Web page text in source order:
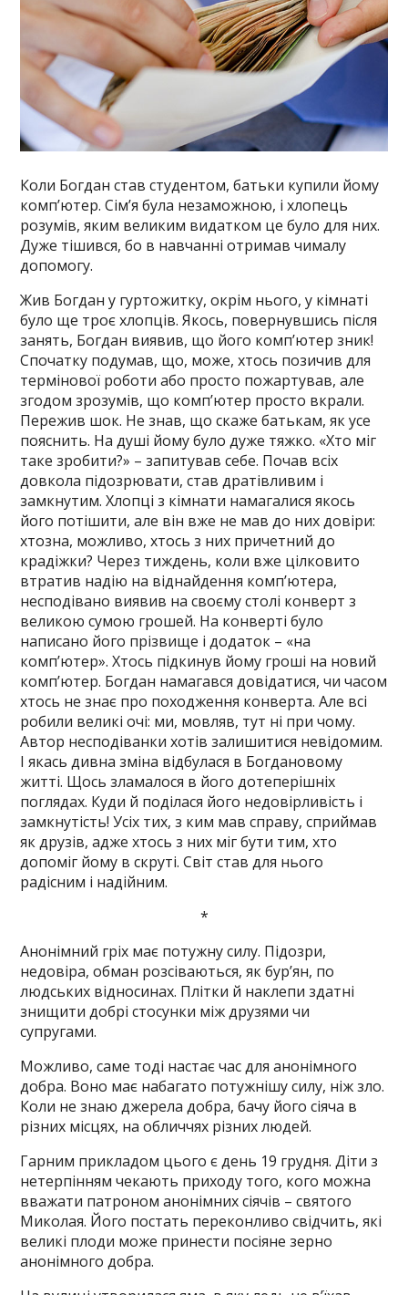
Коли Богдан став студентом, батьки купили йому
комп’ютер. Сім’я була незаможною, і хлопець
розумів, яким великим видатком це було для них.
Дуже тішився, бо в навчанні отримав чималу
допомогу.
Жив Богдан у гуртожитку, окрім нього, у кімнаті
було ще троє хлопців. Якось, повернувшись після
занять, Богдан виявив, що його комп’ютер зник!
Спочатку подумав, що, може, хтось позичив для
термінової роботи або просто пожартував, але
згодом зрозумів, що комп’ютер просто вкрали.
Пережив шок. Не знав, що скаже батькам, як усе
пояснить. На душі йому було дуже тяжко. «Хто міг
таке зробити?» – запитував себе. Почав всіх
довкола підозрювати, став дратівливим і
замкнутим. Хлопці з кімнати намагалися якось
його потішити, але він вже не мав до них довіри:
хтозна, можливо, хтось з них причетний до
крадіжки? Через тиждень, коли вже цілковито
втратив надію на віднайдення комп’ютера,
несподівано виявив на своєму столі конверт з
великою сумою грошей. На конверті було
написано його прізвище і додаток – «на
комп’ютер». Хтось підкинув йому гроші на новий
комп’ютер. Богдан намагався довідатися, чи часом
хтось не знає про походження конверта. Але всі
робили великі очі: ми, мовляв, тут ні при чому.
Автор несподіванки хотів залишитися невідомим.
І якась дивна зміна відбулася в Богдановому
житті. Щось зламалося в його дотеперішніх
поглядах. Куди й поділася його недовірливість і
замкнутість! Усіх тих, з ким мав справу, сприймав
як друзів, адже хтось з них міг бути тим, хто
допоміг йому в скруті. Світ став для нього
радісним і надійним.
*
Анонімний гріх має потужну силу. Підозри,
недовіра, обман розсіваються, як бур’ян, по
людських відносинах. Плітки й наклепи здатні
знищити добрі стосунки між друзями чи
супругами.
Можливо, саме тоді настає час для анонімного
добра. Воно має набагато потужнішу силу, ніж зло.
Коли не знаю джерела добра, бачу його сіяча в
різних місцях, на обличчях різних людей.
Гарним прикладом цього є день 19 грудня. Діти з
нетерпінням чекають приходу того, кого можна
вважати патроном анонімних сіячів – святого
Миколая. Його постать переконливо свідчить, які
великі плоди може принести посіяне зерно
анонімного добра.